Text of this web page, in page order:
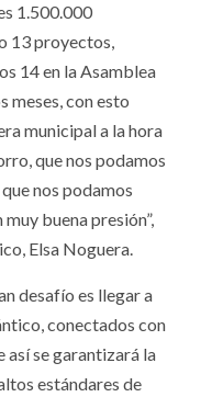
1.500.000
13 proyectos,
14 en la Asamblea
meses, con esto
municipal a la hora
que nos podamos
nos podamos
buena presión”,
Elsa Noguera.
desafío es llegar a
conectados con
así se garantizará la
estándares de